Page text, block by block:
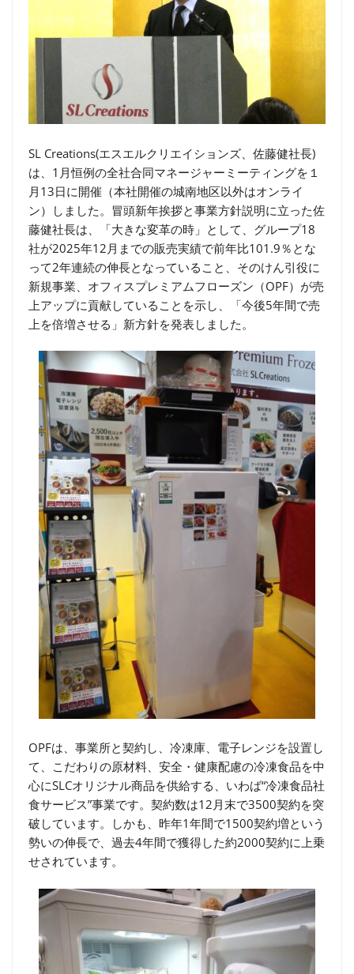
SL Creations(エスエルクリエイションズ、佐藤健社長)
は、1月恒例の全社合同マネージャーミーティングを１
月13日に開催（本社開催の城南地区以外はオンライ
ン）しました。冒頭新年挨拶と事業方針説明に立った佐
藤健社長は、「大きな変革の時」として、グループ18
社が2025年12月までの販売実績で前年比101.9％とな
って2年連続の伸長となっていること、そのけん引役に
新規事業、オフィスプレミアムフローズン（OPF）が売
上アップに貢献していることを示し、「今後5年間で売
上を倍増させる」新方針を発表しました。
OPFは、事業所と契約し、冷凍庫、電子レンジを設置し
て、こだわりの原材料、安全・健康配慮の冷凍食品を中
心にSLCオリジナル商品を供給する、いわば“冷凍食品社
食サービス”事業です。契約数は12月末で3500契約を突
破しています。しかも、昨年1年間で1500契約増という
勢いの伸長で、過去4年間で獲得した約2000契約に上乗
せされています。